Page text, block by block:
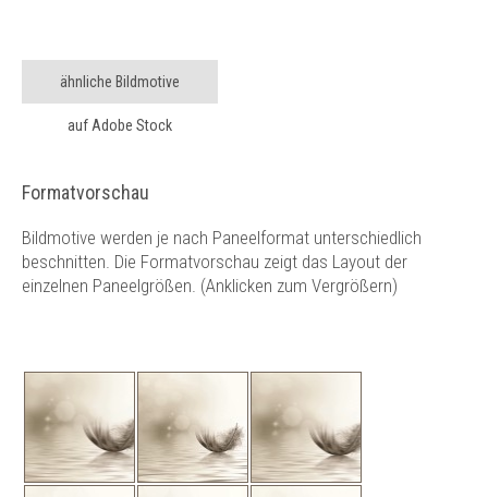
ähnliche Bildmotive
auf Adobe Stock
Formatvorschau
Bildmotive werden je nach Paneelformat unterschiedlich
beschnitten. Die Formatvorschau zeigt das Layout der
einzelnen Paneelgrößen. (Anklicken zum Vergrößern)